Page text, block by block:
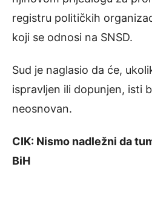
registru političkih
koji se odnosi na SNSD.
Sud je naglasio da će,
ispravljen ili dopunjen, isti
neosnovan.
CIK: Nismo nadležni da
BiH